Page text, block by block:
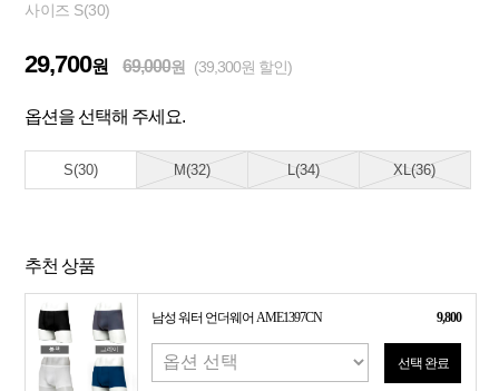
사이즈 S(30)
29,700원 69,000원 (39,300원 할인)
옵션을 선택해 주세요.
S(30) M(32) L(34) XL(36)
추천 상품
남성 워터 언더웨어 AME1397CN 9,800
선택 완료